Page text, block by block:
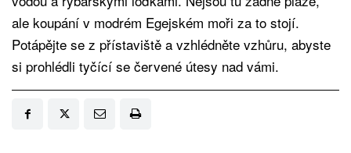
ale koupání v modrém Egejském moři za to stojí.
Potápějte se z přístaviště a vzhlédněte vzhůru, abyste
si prohlédli tyčící se červené útesy nad vámi.